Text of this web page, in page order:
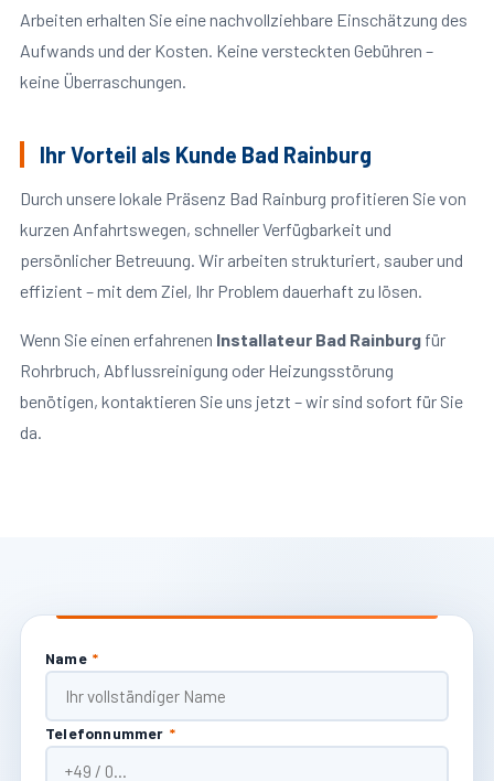
Arbeiten erhalten Sie eine nachvollziehbare Einschätzung des
Aufwands und der Kosten. Keine versteckten Gebühren –
keine Überraschungen.
Ihr Vorteil als Kunde Bad Rainburg
Durch unsere lokale Präsenz Bad Rainburg profitieren Sie von
kurzen Anfahrtswegen, schneller Verfügbarkeit und
persönlicher Betreuung. Wir arbeiten strukturiert, sauber und
effizient – mit dem Ziel, Ihr Problem dauerhaft zu lösen.
Wenn Sie einen erfahrenen Installateur Bad Rainburgfür
Rohrbruch, Abflussreinigung oder Heizungsstörung
benötigen, kontaktieren Sie uns jetzt – wir sind sofort für Sie
da.
Name *
Telefonnummer *